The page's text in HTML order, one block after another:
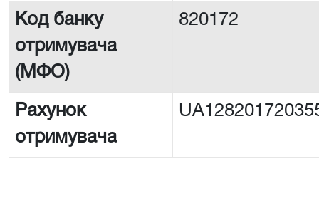
Код банку
отримувача
(МФО)
820172
Рахунок
отримувача